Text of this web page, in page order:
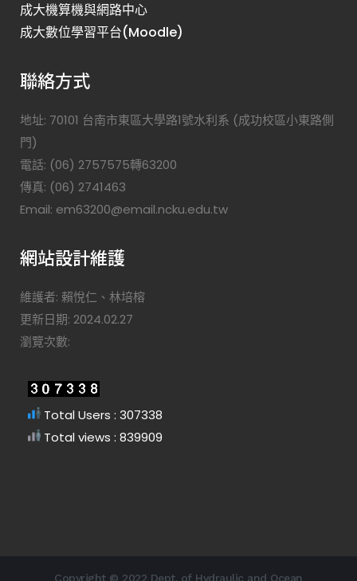
成大機算機與網路中心
成大數位學習平台(Moodle)
聯絡方式
地址: 70101 台南市東區大學路1號水利系 (成功校區小東路側
門)
電話: (06) 2757575轉63200
傳真: (06) 2741463
Email: em63200@email.ncku.edu.tw
網站設計維護
維護者: 賴悅仁、林培榕
更新日期: 2024.02.27
瀏覽次數:
Total Users : 307338
Total views : 839909
Copyright © 2022 Dept. of Hydraulic and Ocean